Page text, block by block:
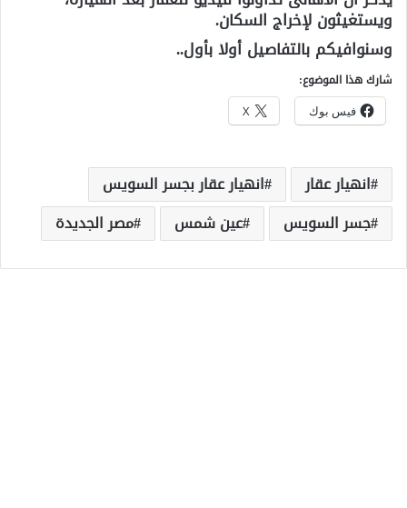
ويستغيثون لإخراج السكان.
وسنوافيكم بالتفاصيل أولا بأول..
شارك هذا الموضوع:
فيس بوك X
انهيار عقار
انهيار عقار بجسر السويس
جسر السويس
عين شمس مصر الجديدة